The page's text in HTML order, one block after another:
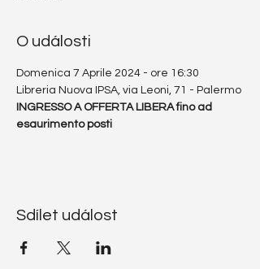
O události
Domenica 7 Aprile 2024 - ore 16:30
Libreria Nuova IPSA, via Leoni, 71 - Palermo
INGRESSO A OFFERTA LIBERA fino ad
esaurimento posti
Sdílet událost